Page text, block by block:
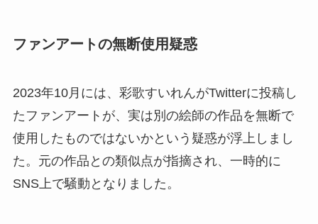
ファンアートの無断使用疑惑
2023年10月には、彩歌すいれんがTwitterに投稿し
たファンアートが、実は別の絵師の作品を無断で
使用したものではないかという疑惑が浮上しまし
た。元の作品との類似点が指摘され、一時的に
SNS上で騒動となりました。